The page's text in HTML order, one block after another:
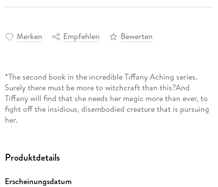
Merken Empfehlen Bewerten
*The second book in the incredible Tiffany Aching series.
Surely there must be more to witchcraft than this?And
Tiffany will find that she needs her magic more than ever, to
fight off the insidious, disembodied creature that is pursuing
her.
Produktdetails
Erscheinungsdatum